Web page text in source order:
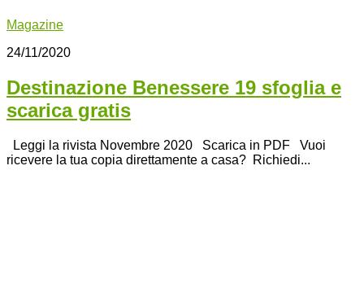
Magazine
24/11/2020
Destinazione Benessere 19 sfoglia e
scarica gratis
Leggi la rivista Novembre 2020 Scarica in PDF Vuoi
ricevere la tua copia direttamente a casa? Richiedi...